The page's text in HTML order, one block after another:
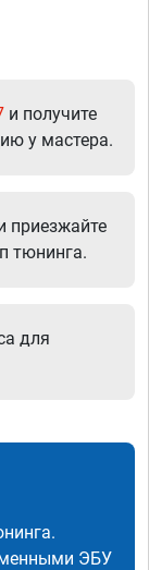
и получите
у мастера.
приезжайте
тюнинга.
для
ЭБУ